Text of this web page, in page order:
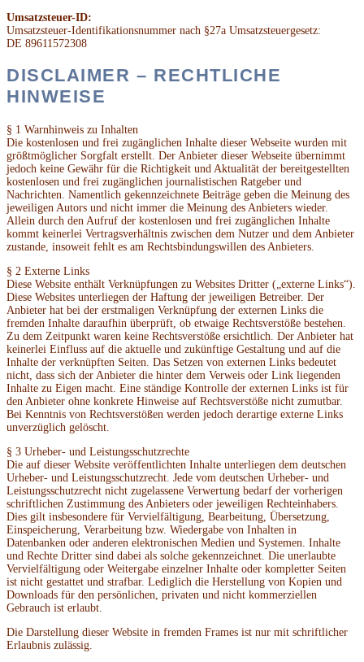
Umsatzsteuer-ID:
Umsatzsteuer-Identifikationsnummer nach §27a Umsatzsteuergesetz:
DE 89611572308
DISCLAIMER – RECHTLICHE
HINWEISE
§ 1 Warnhinweis zu Inhalten
Die kostenlosen und frei zugänglichen Inhalte dieser Webseite wurden mit
größtmöglicher Sorgfalt erstellt. Der Anbieter dieser Webseite übernimmt
jedoch keine Gewähr für die Richtigkeit und Aktualität der bereitgestellten
kostenlosen und frei zugänglichen journalistischen Ratgeber und
Nachrichten. Namentlich gekennzeichnete Beiträge geben die Meinung des
jeweiligen Autors und nicht immer die Meinung des Anbieters wieder.
Allein durch den Aufruf der kostenlosen und frei zugänglichen Inhalte
kommt keinerlei Vertragsverhältnis zwischen dem Nutzer und dem Anbieter
zustande, insoweit fehlt es am Rechtsbindungswillen des Anbieters.
§ 2 Externe Links
Diese Website enthält Verknüpfungen zu Websites Dritter („externe Links“).
Diese Websites unterliegen der Haftung der jeweiligen Betreiber. Der
Anbieter hat bei der erstmaligen Verknüpfung der externen Links die
fremden Inhalte daraufhin überprüft, ob etwaige Rechtsverstöße bestehen.
Zu dem Zeitpunkt waren keine Rechtsverstöße ersichtlich. Der Anbieter hat
keinerlei Einfluss auf die aktuelle und zukünftige Gestaltung und auf die
Inhalte der verknüpften Seiten. Das Setzen von externen Links bedeutet
nicht, dass sich der Anbieter die hinter dem Verweis oder Link liegenden
Inhalte zu Eigen macht. Eine ständige Kontrolle der externen Links ist für
den Anbieter ohne konkrete Hinweise auf Rechtsverstöße nicht zumutbar.
Bei Kenntnis von Rechtsverstößen werden jedoch derartige externe Links
unverzüglich gelöscht.
§ 3 Urheber- und Leistungsschutzrechte
Die auf dieser Website veröffentlichten Inhalte unterliegen dem deutschen
Urheber- und Leistungsschutzrecht. Jede vom deutschen Urheber- und
Leistungsschutzrecht nicht zugelassene Verwertung bedarf der vorherigen
schriftlichen Zustimmung des Anbieters oder jeweiligen Rechteinhabers.
Dies gilt insbesondere für Vervielfältigung, Bearbeitung, Übersetzung,
Einspeicherung, Verarbeitung bzw. Wiedergabe von Inhalten in
Datenbanken oder anderen elektronischen Medien und Systemen. Inhalte
und Rechte Dritter sind dabei als solche gekennzeichnet. Die unerlaubte
Vervielfältigung oder Weitergabe einzelner Inhalte oder kompletter Seiten
ist nicht gestattet und strafbar. Lediglich die Herstellung von Kopien und
Downloads für den persönlichen, privaten und nicht kommerziellen
Gebrauch ist erlaubt.
Die Darstellung dieser Website in fremden Frames ist nur mit schriftlicher
Erlaubnis zulässig.